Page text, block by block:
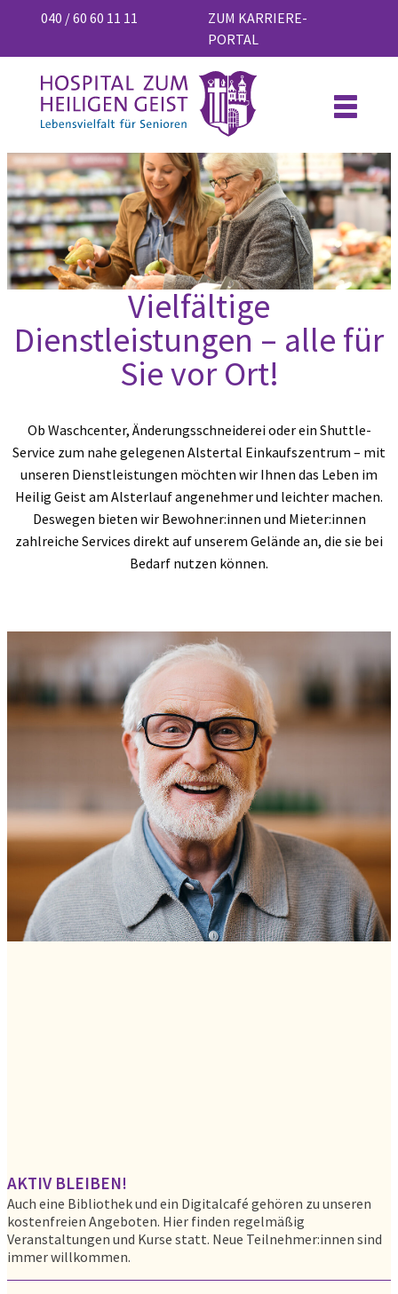
040 / 60 60 11 11
ZUM KARRIERE-
PORTAL
Vielfältige
Dienstleistungen – alle für
Sie vor Ort!
Ob Waschcenter, Änderungsschneiderei oder ein Shuttle-
Service zum nahe gelegenen Alstertal Einkaufszentrum – mit
unseren Dienstleistungen möchten wir Ihnen das Leben im
Heilig Geist am Alsterlauf angenehmer und leichter machen.
Deswegen bieten wir Bewohner:innen und Mieter:innen
zahlreiche Services direkt auf unserem Gelände an, die sie bei
Bedarf nutzen können.
AKTIV BLEIBEN!
Auch eine Bibliothek und ein Digitalcafé gehören zu unseren
kostenfreien Angeboten. Hier finden regelmäßig
Veranstaltungen und Kurse statt. Neue Teilnehmer:innen sind
immer willkommen.